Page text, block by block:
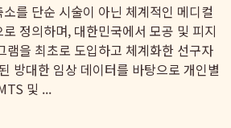
를 단순 시술이 아닌 체계적인 메디컬
정의하며, 대한민국에서 모공 및 피지
램을 최초로 도입하고 체계화한 선구자
방대한 임상 데이터를 바탕으로 개인별
및 ...